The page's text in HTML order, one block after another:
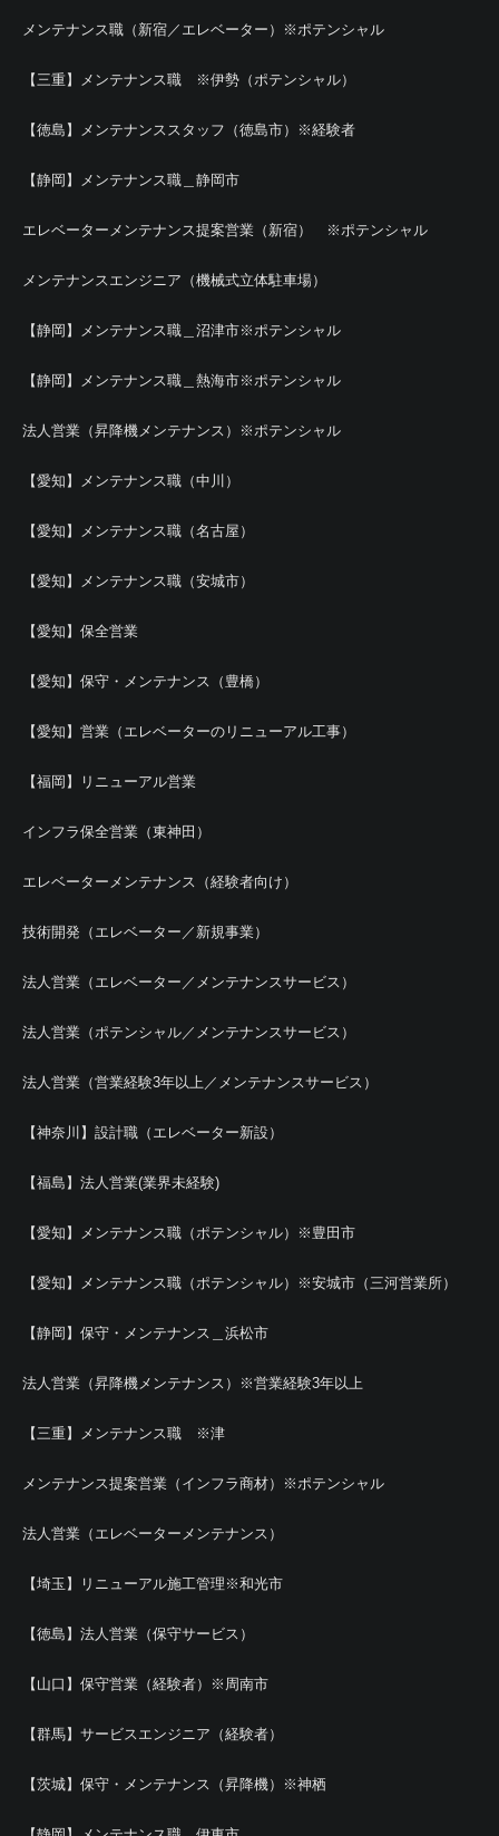
メンテナンス職（新宿／エレベーター）※ポテンシャル
【三重】メンテナンス職 ※伊勢（ポテンシャル）
【徳島】メンテナンススタッフ（徳島市）※経験者
【静岡】メンテナンス職＿静岡市
エレベーターメンテナンス提案営業（新宿） ※ポテンシャル
メンテナンスエンジニア（機械式立体駐車場）
【静岡】メンテナンス職＿沼津市※ポテンシャル
【静岡】メンテナンス職＿熱海市※ポテンシャル
法人営業（昇降機メンテナンス）※ポテンシャル
【愛知】メンテナンス職（中川）
【愛知】メンテナンス職（名古屋）
【愛知】メンテナンス職（安城市）
【愛知】保全営業
【愛知】保守・メンテナンス（豊橋）
【愛知】営業（エレベーターのリニューアル工事）
【福岡】リニューアル営業
インフラ保全営業（東神田）
エレベーターメンテナンス（経験者向け）
技術開発（エレベーター／新規事業）
法人営業（エレベーター／メンテナンスサービス）
法人営業（ポテンシャル／メンテナンスサービス）
法人営業（営業経験3年以上／メンテナンスサービス）
【神奈川】設計職（エレベーター新設）
【福島】法人営業(業界未経験)
【愛知】メンテナンス職（ポテンシャル）※豊田市
【愛知】メンテナンス職（ポテンシャル）※安城市（三河営業所）
【静岡】保守・メンテナンス＿浜松市
法人営業（昇降機メンテナンス）※営業経験3年以上
【三重】メンテナンス職 ※津
メンテナンス提案営業（インフラ商材）※ポテンシャル
法人営業（エレベーターメンテナンス）
【埼玉】リニューアル施工管理※和光市
【徳島】法人営業（保守サービス）
【山口】保守営業（経験者）※周南市
【群馬】サービスエンジニア（経験者）
【茨城】保守・メンテナンス（昇降機）※神栖